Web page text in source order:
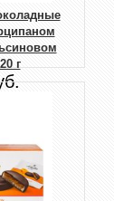
г